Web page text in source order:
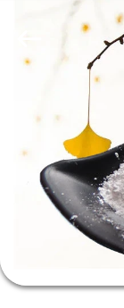
HAUSE
VIDEOS
ÜBER